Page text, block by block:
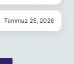
Temmuz 25, 2026